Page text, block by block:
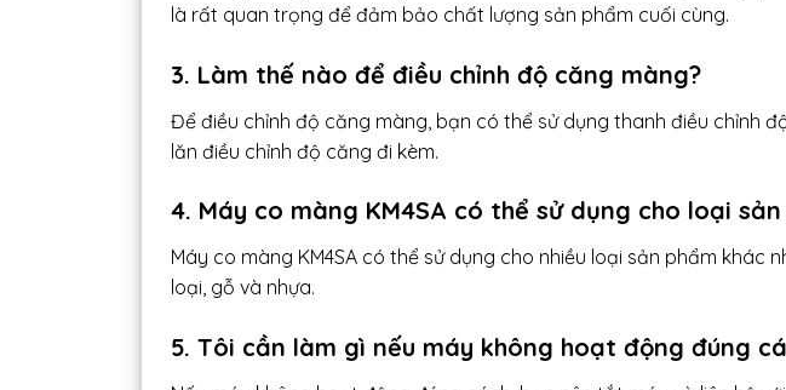
là rất quan trọng để đảm bảo chất lượng sản phẩm cuối cùng.
3. Làm thế nào để điều chỉnh độ căng màng?
Để điều chỉnh độ căng màng, bạn có thể sử dụng thanh điều chỉnh
lăn điều chỉnh độ căng đi kèm.
4. Máy co màng KM4SA có thể sử dụng cho loại
Máy co màng KM4SA có thể sử dụng cho nhiều loại sản phẩm khác
loại, gỗ và nhựa.
5. Tôi cần làm gì nếu máy không hoạt động đúng